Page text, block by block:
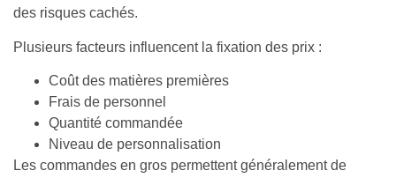
des risques cachés.
Plusieurs facteurs influencent la fixation des prix :
Coût des matières premières
Frais de personnel
Quantité commandée
Niveau de personnalisation
Les commandes en gros permettent généralement de